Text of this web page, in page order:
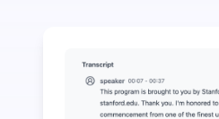
بخلاف تحويل الصوت إلى نص